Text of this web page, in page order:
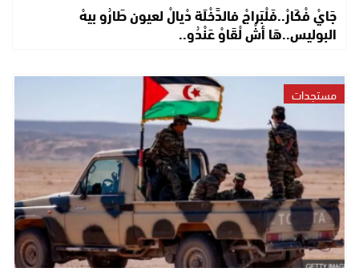
جَايْ فْكَارْ..فَلْبَراجْ فالدَّخْلَة دْيالْ لعيون طَارُو بيهْ
البوليس..هَا أشْ لْقَاوْ عَنْدُو..
مستجدات